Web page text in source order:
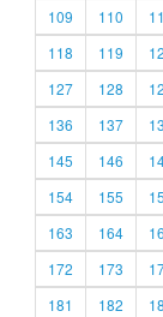
109
110
118
119
127
128
136
137
145
146
154
155
163
164
172
173
181
182